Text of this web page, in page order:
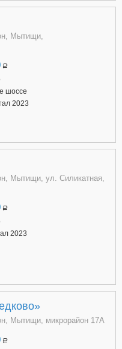
Мытищи,
a
шоссе
2023
Мытищи, ул. Силикатная,
a
2023
Мытищи, микрорайон 17А
a